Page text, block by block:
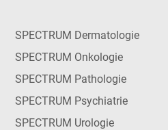
SPECTRUM Dermatologie
SPECTRUM Onkologie
SPECTRUM Pathologie
SPECTRUM Psychiatrie
SPECTRUM Urologie